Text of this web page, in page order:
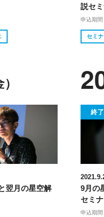
説セ
申込期間
セミ
翌月の星空解
終
9月の
セミ
申込期間